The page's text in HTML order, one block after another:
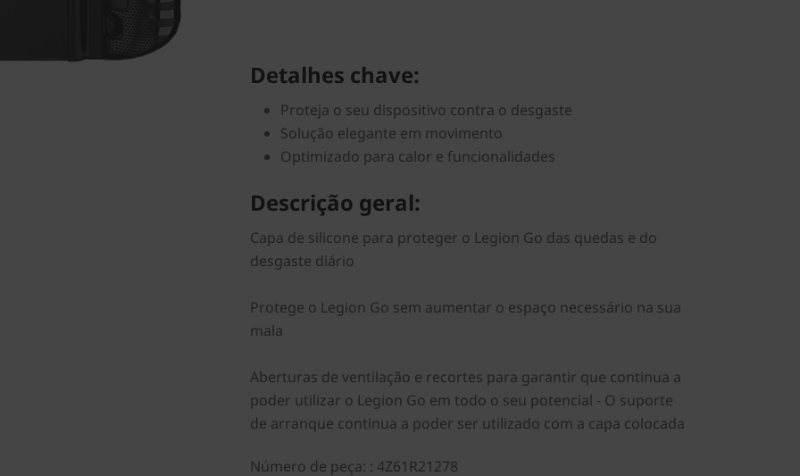
Detalhes chave:
Proteja o seu dispositivo contra o desgaste
Solução elegante em movimento
Optimizado para calor e funcionalidades
Descrição geral:
Capa de silicone para proteger o Legion Go das quedas e do
desgaste diário
Protege o Legion Go sem aumentar o espaço necessário na sua
mala
Aberturas de ventilação e recortes para garantir que continua a
poder utilizar o Legion Go em todo o seu potencial - O suporte
de arranque continua a poder ser utilizado com a capa colocada
Número de peça: : 4Z61R21278